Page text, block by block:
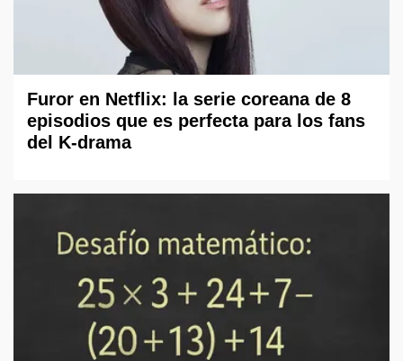
Furor en Netflix: la serie coreana de 8
episodios que es perfecta para los fans
del K-drama